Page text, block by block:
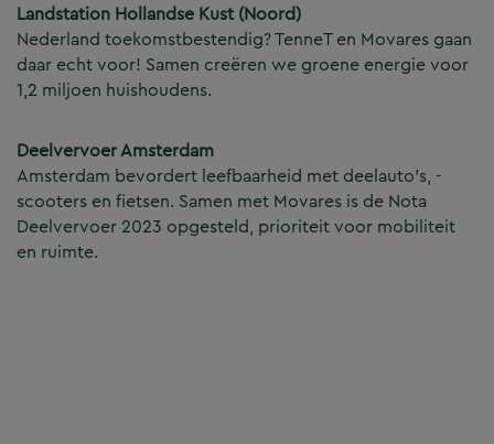
Landstation Hollandse Kust (Noord)
Nederland toekomstbestendig? TenneT en Movares gaan
daar echt voor! Samen creëren we groene energie voor
1,2 miljoen huishoudens.
Deelvervoer Amsterdam
Amsterdam bevordert leefbaarheid met deelauto’s, -
scooters en fietsen. Samen met Movares is de Nota
Deelvervoer 2023 opgesteld, prioriteit voor mobiliteit
en ruimte.